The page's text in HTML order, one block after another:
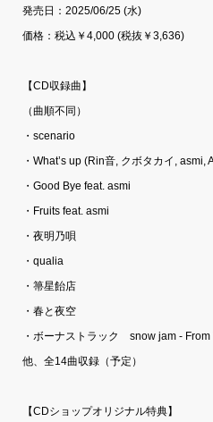
発売日：2025/06/25 (水)
価格：税込￥4,000 (税抜￥3,636)
【CD収録曲】
（曲順不同）
・scenario
・What’s up (Rin音, クボタカイ, asmi,
・Good Bye feat. asmi
・Fruits feat. asmi
・夜明乃唄
・qualia
・箒星飴店
・春と夜空
・ボーナストラック snow jam - From
他、全14曲収録（予定）
【CDショップオリジナル特典】